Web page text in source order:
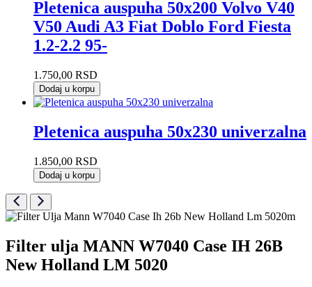
Pletenica auspuha 50x200 Volvo V40
V50 Audi A3 Fiat Doblo Ford Fiesta
1.2-2.2 95-
1.750,00 RSD
Dodaj u korpu
Pletenica auspuha 50x230 univerzalna
1.850,00 RSD
Dodaj u korpu
Filter ulja MANN W7040 Case IH 26B
New Holland LM 5020